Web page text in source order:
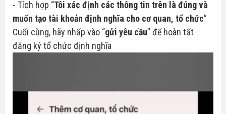
- Tích hợp “Tôi xác định các thông tin trên là đúng và
muốn tạo tài khoản định nghĩa cho cơ quan, tổ chức”
Cuối cùng, hãy nhấp vào “gửi yêu cầu” để hoàn tất
đăng ký tổ chức định nghĩa